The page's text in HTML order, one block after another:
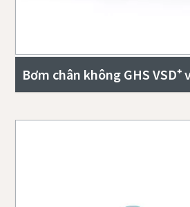
Bơm chân không GHS VSD⁺